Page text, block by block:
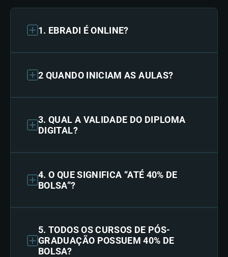
1. EBRADI É ONLINE?
2 QUANDO INICIAM AS AULAS?
3. QUAL A VALIDADE DO DIPLOMA
DIGITAL?
4. O QUE SIGNIFICA “ATÉ 40% DE
BOLSA”?
5. TODOS OS CURSOS DE PÓS-
GRADUAÇÃO POSSUEM 40% DE
BOLSA?